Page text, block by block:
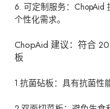
6. 可定制服务：ChopAid
个性化需求。
ChopAid 建议：符合
板
1.抗菌砧板：具有抗菌性